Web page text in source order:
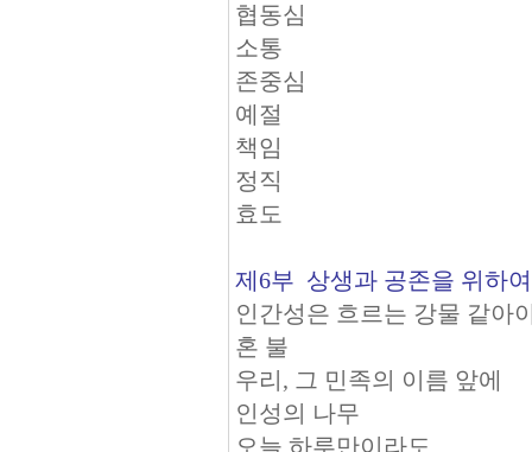
협동심
소통
존중심
예절
책임
정직
효도
제6부 상생과 공존을 위하여
인간성은 흐르는 강물 같아
혼 불
우리, 그 민족의 이름 앞에
인성의 나무
오늘 하루만이라도…